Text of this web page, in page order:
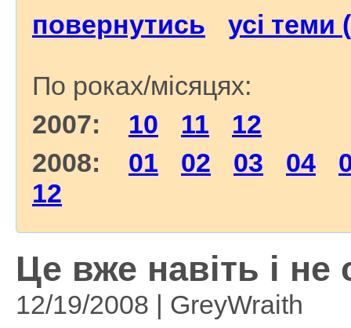
повернутись усі теми
По роках/місяцях:
2007: 10 11
12
2008: 01 02 03 04
12
Це вже навіть і
12/19/2008 | GreyWraith